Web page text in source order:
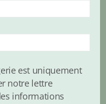
est uniquement
notre lettre
informations